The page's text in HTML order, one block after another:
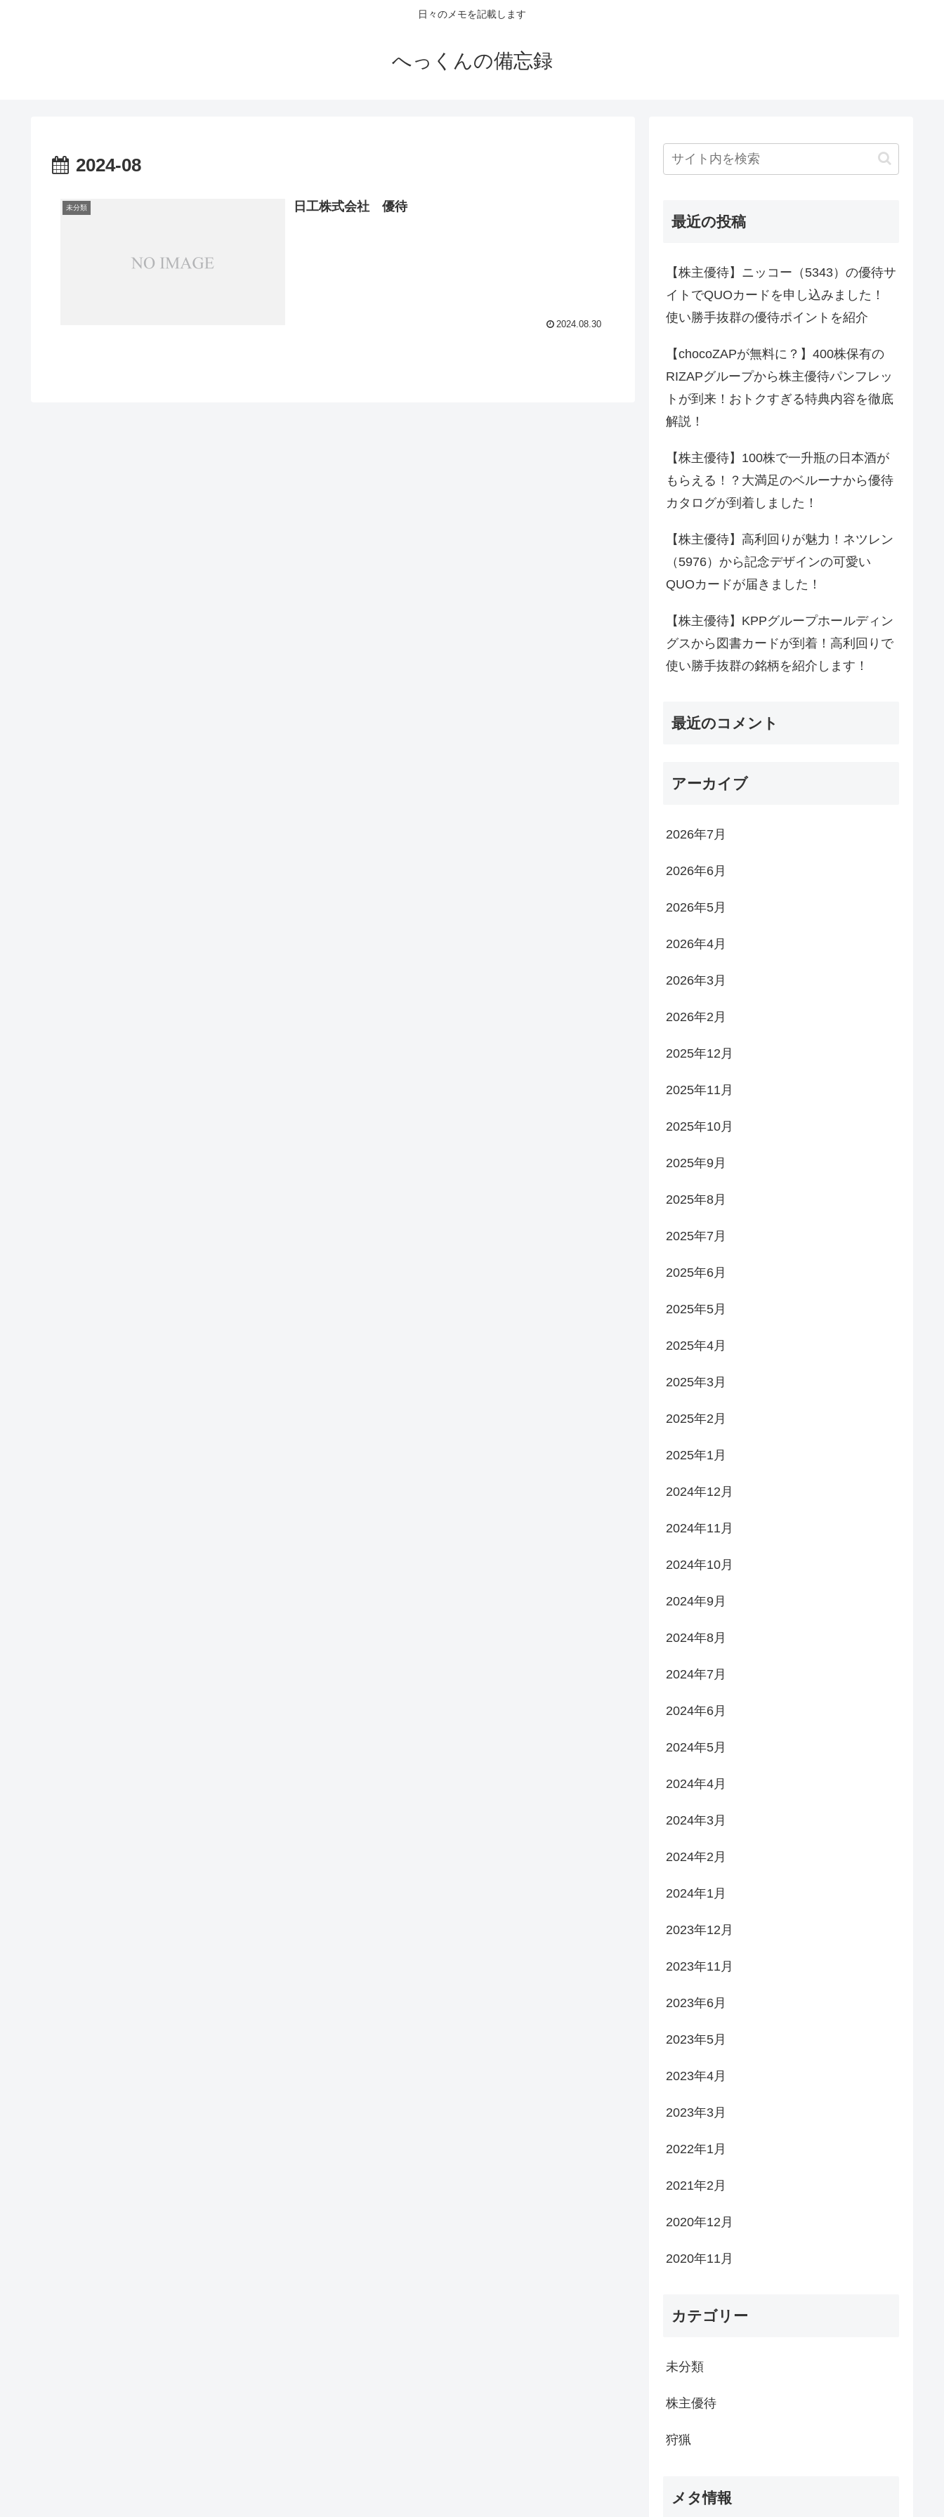
日々のメモを記載します
へっくんの備忘録
2024-08
未分類 日工株式会社 優待
2024.08.30
最近の投稿
【株主優待】ニッコー（5343）の優待サ
イトでQUOカードを申し込みました！
使い勝手抜群の優待ポイントを紹介
【chocoZAPが無料に？】400株保有の
RIZAPグループから株主優待パンフレッ
トが到来！おトクすぎる特典内容を徹底
解説！
【株主優待】100株で一升瓶の日本酒が
もらえる！？大満足のベルーナから優待
カタログが到着しました！
【株主優待】高利回りが魅力！ネツレン
（5976）から記念デザインの可愛い
QUOカードが届きました！
【株主優待】KPPグループホールディン
グスから図書カードが到着！高利回りで
使い勝手抜群の銘柄を紹介します！
最近のコメント
アーカイブ
2026年7月
2026年6月
2026年5月
2026年4月
2026年3月
2026年2月
2025年12月
2025年11月
2025年10月
2025年9月
2025年8月
2025年7月
2025年6月
2025年5月
2025年4月
2025年3月
2025年2月
2025年1月
2024年12月
2024年11月
2024年10月
2024年9月
2024年8月
2024年7月
2024年6月
2024年5月
2024年4月
2024年3月
2024年2月
2024年1月
2023年12月
2023年11月
2023年6月
2023年5月
2023年4月
2023年3月
2022年1月
2021年2月
2020年12月
2020年11月
カテゴリー
未分類
株主優待
狩猟
メタ情報